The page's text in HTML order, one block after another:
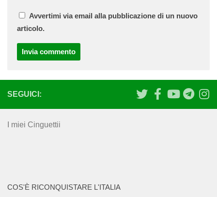
Avvertimi via email alla pubblicazione di un nuovo
articolo.
SEGUICI:
I miei Cinguettii
COS'È RICONQUISTARE L'ITALIA